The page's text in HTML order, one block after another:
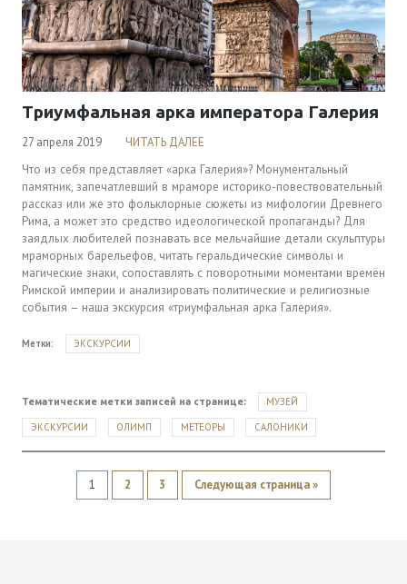
Триумфальная арка императора Галерия
27 апреля 2019
ЧИТАТЬ ДАЛЕЕ
Что из себя представляет «арка Галерия»? Монументальный
памятник, запечатлевший в мраморе историко-повествовательный
рассказ или же это фольклорные сюжеты из мифологии Древнего
Рима, а может это средство идеологической пропаганды? Для
заядлых любителей познавать все мельчайшие детали скульптуры
мраморных барельефов, читать геральдические символы и
магические знаки, сопоставлять с поворотными моментами времён
Римской империи и анализировать политические и религиозные
события – наша экскурсия «триумфальная арка Галерия».
Метки: ЭКСКУРСИИ
Тематические метки записей на странице: МУЗЕЙ
ЭКСКУРСИИ ОЛИМП МЕТЕОРЫ САЛОНИКИ
1 2 3 Следующая страница »